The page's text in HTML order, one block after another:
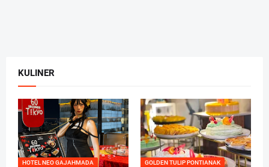
KULINER
HOTEL NEO GAJAHMADA GOLDEN TULIP PONTIANAK